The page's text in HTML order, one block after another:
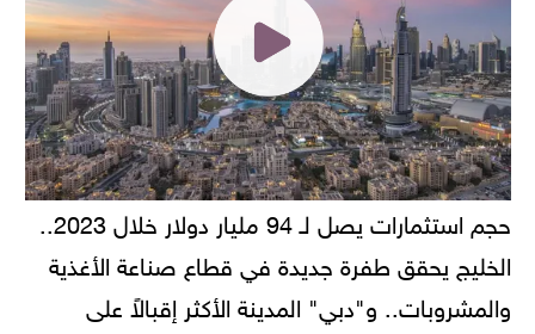
حجم استثمارات يصل لـ 94 مليار دولار خلال 2023..
الخليج يحقق طفرة جديدة في قطاع صناعة الأغذية
والمشروبات.. و"دبي" المدينة الأكثر إقبالاً على